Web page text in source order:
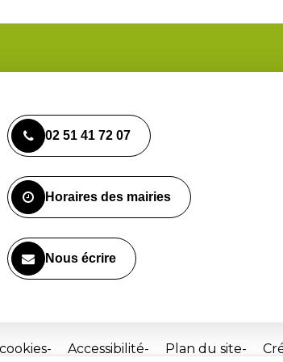
02 51 41 72 07
Horaires des mairies
Nous écrire
Accessibilité Plan du site